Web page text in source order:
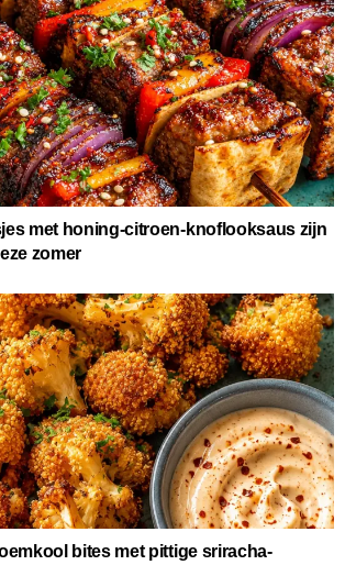
met honing-citroen-knoflooksaus zijn
zomer
bites met pittige sriracha-